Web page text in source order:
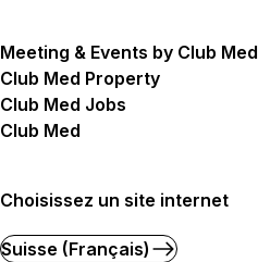
Meeting & Events by Club Med
Club Med Property
Club Med Jobs
Club Med
Choisissez un site internet
Suisse (Français)